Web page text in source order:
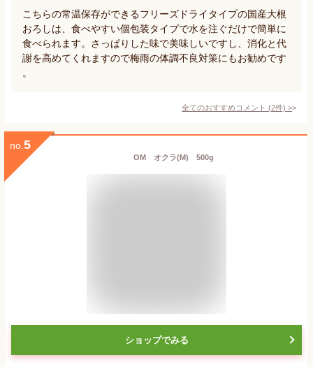
こちらの常温保存ができるフリーズドライタイプの国産大根
おろしは、食べやすい個包装タイプで水を注ぐだけで簡単に
食べられます。さっぱりした味で美味しいですし、消化と代
謝を高めてくれますので梅雨の体調不良対策にもお勧めです
。
全てのおすすめコメント (2件) >
no. 5
OM オクラ(M) 500g
ショップでみる